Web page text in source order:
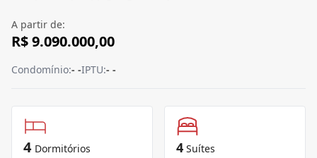
A partir de:
R$ 9.090.000,00
Condomínio:- -IPTU:- -
4 Dormitórios 4 Suítes